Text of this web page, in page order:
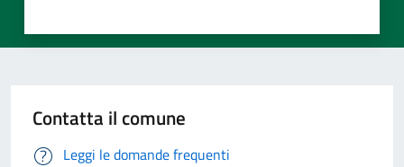
Contatta il comune
Leggi le domande frequenti